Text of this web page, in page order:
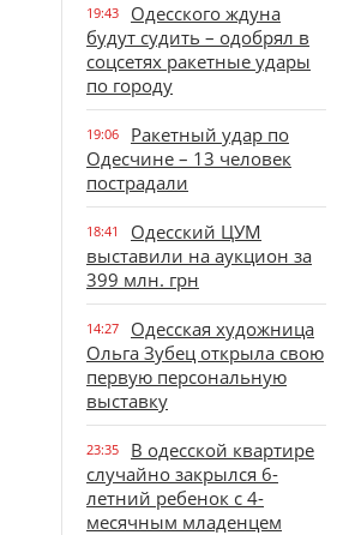
19:43
Одесского ждуна
будут судить – одобрял в
соцсетях ракетные удары
по городу
19:06
Ракетный удар по
Одесчине – 13 человек
пострадали
18:41
Одесский ЦУМ
выставили на аукцион за
399 млн. грн
14:27
Одесская художница
Ольга Зубец открыла свою
первую персональную
выставку
23:35
В одесской квартире
случайно закрылся 6-
летний ребенок с 4-
месячным младенцем